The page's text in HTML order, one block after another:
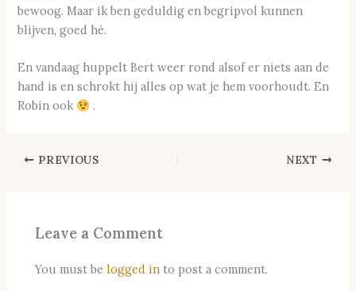
bewoog. Maar ik ben geduldig en begripvol kunnen
blijven, goed hè.
En vandaag huppelt Bert weer rond alsof er niets aan de
hand is en schrokt hij alles op wat je hem voorhoudt. En
Robin ook
.
PREVIOUS NEXT
Leave a Comment
You must belogged in to post a comment.